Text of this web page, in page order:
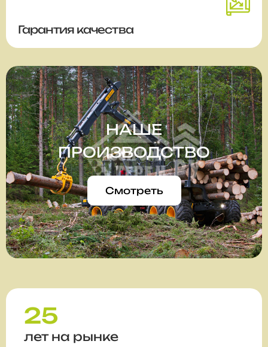
Гарантия качества
НАШЕ
ПРОИЗВОДСТВО
Смотреть
25
лет на рынке